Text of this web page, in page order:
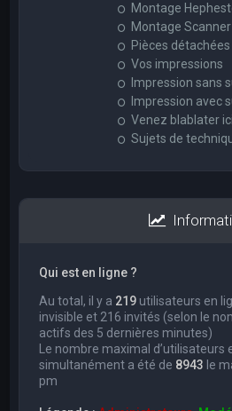
Montage
Montage Scanner
Pièces détachées
Vos impressions
Impression sans
Impression avec
Venez blablater ici
Sujets de
Qui est en ligne ?
Au total, il y a 219 utilisateurs en
invisible et 216 invités (selon le
actifs des 5 dernières minutes)
Le nombre maximal d’utilisateurs
simultanément a été de 8943 le
pm